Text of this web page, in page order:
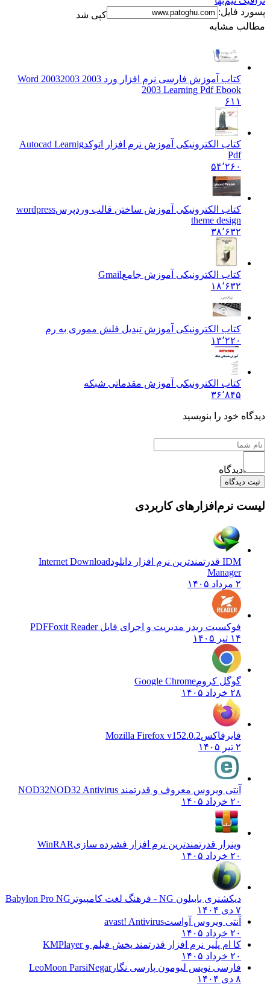
پسورد فایل:
کپی شد
مطالب مشابه
کتاب آموزش فارسی نرم افزار ورد 2003 2003
2003 Word
2003 Learning Pdf Ebook
۶۱۱
کتاب الکترونیکی آموزش نرم افزار اتوکدAutocad Learnig
Pdf
۵۴٬۲۶۰
کتاب الکترونیکی آموزش ساختن قالب وردپرس wordpress
theme design
۳۸٬۶۳۲
کتاب الکترونیکی آموزش جامعGmail
۱۸٬۶۳۲
کتاب الکترونیکی آموزش تبدیل فلش مموری به رم
۱۳٬۲۲۰
کتاب الکترونیکی آموزش مقدماتی شبکه
۳۶٬۸۴۵
دیدگاه خود را بنویسید
دیدگاه
ثبت دیدگاه
لیست نرم‌افزارهای کاربردی
IDM قدرتمندترین نرم افزار دانلود
Internet Download
Manager
فوکسیت ریدر مدیریت و اجرای فایل PDF Foxit Reader
۱۴ تیر ۱۴۰۵
گوگل کرومGoogle Chrome
۲۸ خرداد ۱۴۰۵
فایرفاکس Mozilla Firefox v152.0.2
آنتی ویروس معروف و قدرتمند NOD32NOD32 Antivirus
۲۰ خرداد ۱۴۰۵
وینرار قدرتمندترین نرم افزار فشرده سازیWinRAR
۲۰ خرداد ۱۴۰۵
دیکشنری بابیلون NG - فرهنگ لغت کامپیوتر
Babylon Pro NG
آنتی ویروس آواستavast! Antivirus
۲۰ خرداد ۱۴۰۵
کا ام پلیر نرم افزار قدرتمند پخش فیلم وKMPlayer
۲۰ خرداد ۱۴۰۵
فارسی نویس لیومون پارسی نگارLeoMoon ParsiNegar